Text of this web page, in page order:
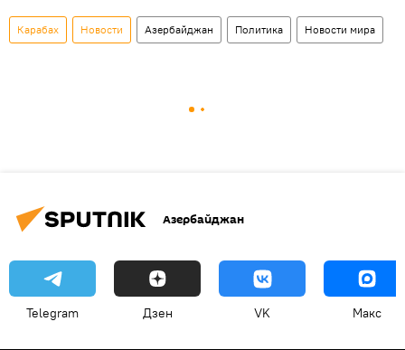
Карабах Новости Азербайджан Политика Новости мира
Азербайджан
Telegram Дзен VK Макс